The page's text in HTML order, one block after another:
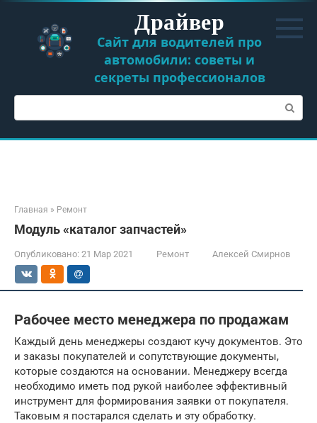
Перейти
контенту
Драйвер
Сайт для водителей про
автомобили: советы и
секреты профессионалов
Поиск:
Главная » Ремонт
Модуль «каталог запчастей»
Опубликовано: 21 Мар 2021 Ремонт Алексей Смирнов
Рабочее место менеджера по продажам
Каждый день менеджеры создают кучу документов. Это
и заказы покупателей и сопутствующие документы,
которые создаются на основании. Менеджеру всегда
необходимо иметь под рукой наиболее эффективный
инструмент для формирования заявки от покупателя.
Таковым я постарался сделать и эту обработку.